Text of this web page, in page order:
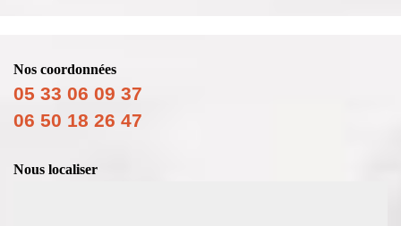
Nos coordonnées
05 33 06 09 37
06 50 18 26 47
Nous localiser